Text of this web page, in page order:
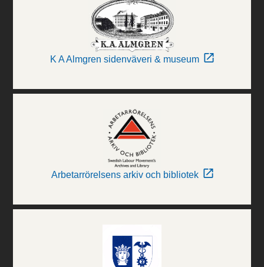
K A Almgren sidenväveri & museum
Arbetarrörelsens arkiv och bibliotek